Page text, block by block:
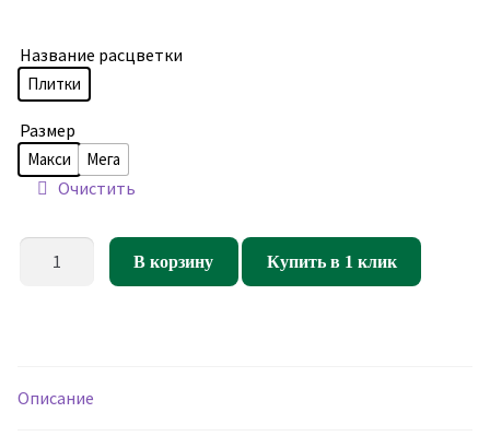
Название расцветки
Плитки
Размер
Макси Мега
Очистить
Количество
В корзину Купить в 1 клик
Описание